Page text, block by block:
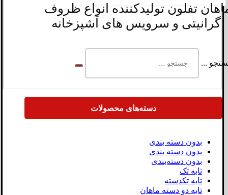
تفلون تولیدکننده انواع ظروف
گرانیتی و سرویس های آشپزخانه
...
دسته‌های محصولات
بدون دسته بندی
بدون دسته بندی
بدون دسته‌بندی
تابه تک
تابه تکدسته
تابه دو دسته ماهان